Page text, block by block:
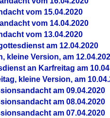
vom 15.04.2020
vom 14.04.2020
vom 13.04.2020
am 12.04.2020
kleine Version, am
an Karfreitag am
kleine Version, am
am 09.04.2020
am 08.04.2020
am 07.04.2020